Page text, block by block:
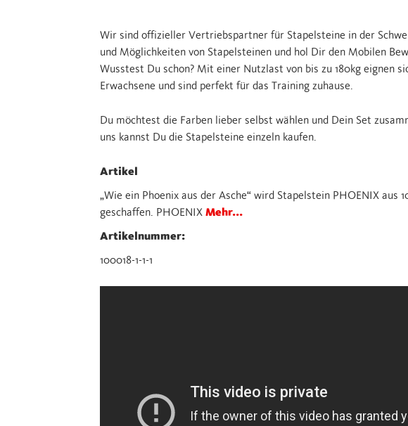
Wir sind offizieller Vertriebspartner für Stapelsteine in der
und Möglichkeiten von Stapelsteinen und hol Dir den Mobilen
Wusstest Du schon? Mit einer Nutzlast von bis zu 180kg eignen
Erwachsene und sind perfekt für das Training zuhause.
Du möchtest die Farben lieber selbst wählen und Dein Set
uns kannst Du die Stapelsteine einzeln kaufen.
Artikel
„Wie ein Phoenix aus der Asche“ wird Stapelstein PHOENIX aus
geschaffen. PHOENIX Mehr...
Artikelnummer:
100018-1-1-1